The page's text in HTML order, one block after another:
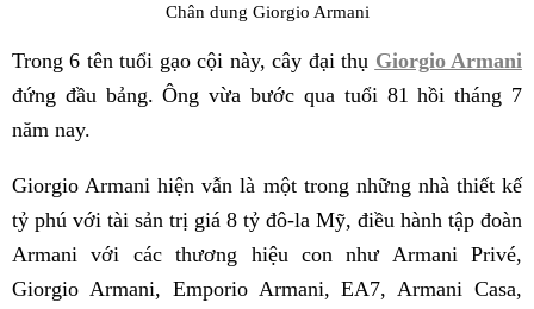
Chân dung Giorgio Armani
Trong 6 tên tuổi gạo cội này, cây đại thụ Giorgio Armani
đứng đầu bảng. Ông vừa bước qua tuổi 81 hồi tháng 7
năm nay.
Giorgio Armani hiện vẫn là một trong những nhà thiết kế
tỷ phú với tài sản trị giá 8 tỷ đô-la Mỹ, điều hành tập đoàn
Armani với các thương hiệu con như Armani Privé,
Giorgio Armani, Emporio Armani, EA7, Armani Casa,